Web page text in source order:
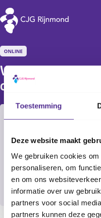
Toestemming
Deze website maakt
We gebruiken cookies
personaliseren, om
en om ons
informatie over uw
partners voor social
partners kunnen deze
CJG Rijnmond
ONLINE
Webinar:
oefenhapjes
10:00-11:00
Alle CJG-locaties
Online